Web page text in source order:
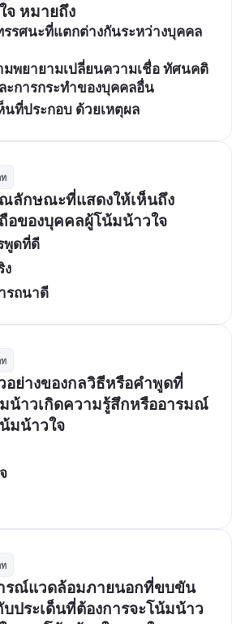
จ หมายถึง
รรศนะที่แตกต่างกันระหว่างบุคคล
มพยายามเปลี่ยนความเชื่อ ทัศนคติ
ะการกระทำของบุคคลอื่น
นที่ประกอบ ด้วยเหตุผล
ลักษณะที่แสดงให้เห็นถึง
อของบุคคลผู้โน้มน้าวใจ
พูดที่ดี
ง
รถนาดี
อย่างของกลวิธีหรือคำพูดที่
น้าวเกิดความรู้สึกหรืออารมณ์
มน้าวใจ
รณ์แวดล้อมภายนอกที่ขบขัน
ประเด็นที่ต้องการจะโน้มน้าว